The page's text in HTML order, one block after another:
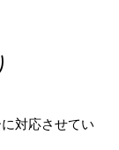
対応させてい